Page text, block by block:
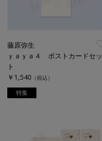
藤原弥生
ｙａｙａ４ ポストカードセッ
ト
￥1,540 （税込）
特集